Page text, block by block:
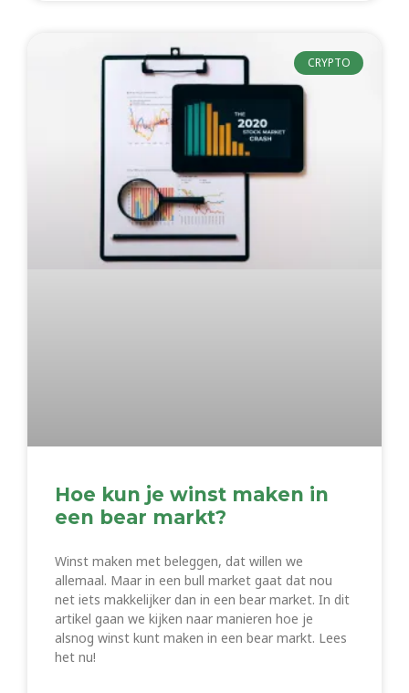
CRYPTO
Hoe kun je winst maken in
een bear markt?
Winst maken met beleggen, dat willen we
allemaal. Maar in een bull market gaat dat nou
net iets makkelijker dan in een bear market. In dit
artikel gaan we kijken naar manieren hoe je
alsnog winst kunt maken in een bear markt. Lees
het nu!